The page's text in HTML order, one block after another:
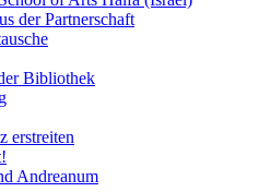
der Partnerschaft
Bibliothek
erstreiten
Andreanum